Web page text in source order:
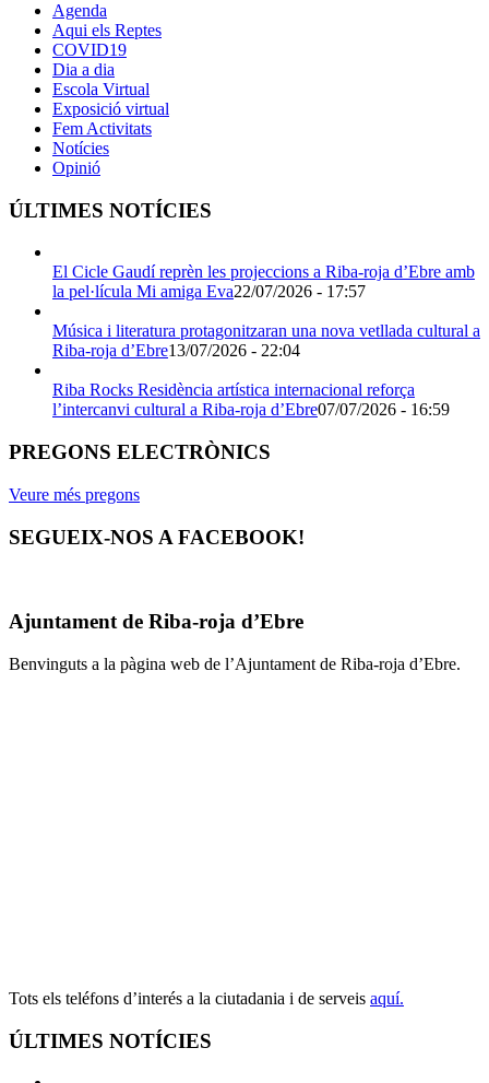
Agenda
Aqui els Reptes
COVID19
Dia a dia
Escola Virtual
Exposició virtual
Fem Activitats
Notícies
Opinió
ÚLTIMES NOTÍCIES
El Cicle Gaudí reprèn les projeccions a Riba-roja d’Ebre amb
la pel·lícula Mi amiga Eva22/07/2026 - 17:57
Música i literatura protagonitzaran una nova vetllada cultural a
Riba-roja d’Ebre13/07/2026 - 22:04
Riba Rocks Residència artística internacional reforça
l’intercanvi cultural a Riba-roja d’Ebre07/07/2026 - 16:59
PREGONS ELECTRÒNICS
Veure més pregons
SEGUEIX-NOS A FACEBOOK!
Ajuntament de Riba-roja d’Ebre
Benvinguts a la pàgina web de l’Ajuntament de Riba-roja d’Ebre.
Tots els teléfons d’interés a la ciutadania i de serveis aquí.
ÚLTIMES NOTÍCIES